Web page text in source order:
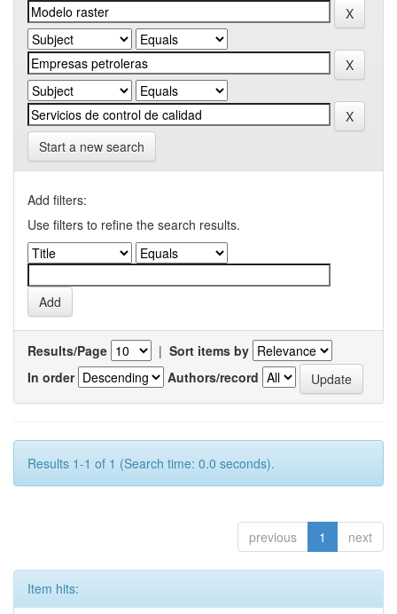
Start a new search
Add filters:
Use filters to refine the search results.
Results/Page | Sort items by
In order
Authors/record
Results 1-1 of 1 (Search time: 0.0 seconds).
previous 1 next
Item hits: